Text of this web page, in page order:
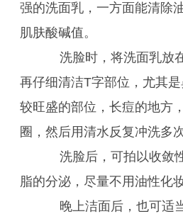
强的洗面乳，一方面能清除
肌肤酸碱值。
洗脸时，将洗面乳放在
再仔细清洁T字部位，尤其
较旺盛的部位，长痘的地方
圈，然后用清水反复冲洗多
洗脸后，可拍以收敛
脂的分泌，尽量不用油性化妆
晚上洁面后，也可适